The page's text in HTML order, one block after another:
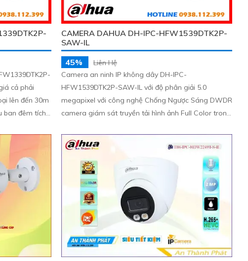
cả phải
lên đến 30m
ban đêm tích
gia đình.
CAMERA DAHUA DH-IPC-HFW1539DTK2P-
SAW-IL
45%
Liên Hệ
Camera an ninh IP không dây DH-IPC-
HFW1539DTK2P-SAW-IL với độ phân giải 5.0
megapixel với công nghệ Chống Ngược Sáng DWDR
camera giám sát truyền tải hình ảnh Full Color trong
hình ảnh siêu nét. Điểm đặc biệt là khả năng thu âm
và loa to rõ nâng cao khả năng giám sát và giao